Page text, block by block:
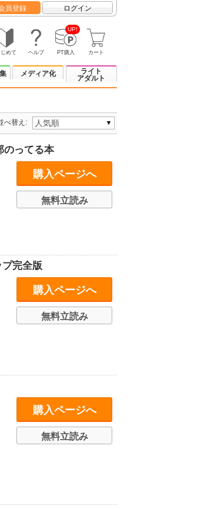
員登録 ログイン
めて ヘルプ
UP!
PT購入 カート
メディア化
ライト
アダルト
べ替え:
のってる本
購入ページへ
無料立読み
完全版
購入ページへ
無料立読み
購入ページへ
無料立読み